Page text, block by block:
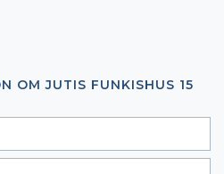
OM JUTIS FUNKISHUS 15